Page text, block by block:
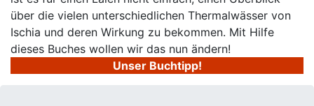
über die vielen unterschiedlichen Thermalwässer von
Ischia und deren Wirkung zu bekommen. Mit Hilfe
dieses Buches wollen wir das nun ändern!
Unser Buchtipp!